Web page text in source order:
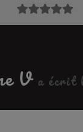
V a écrit